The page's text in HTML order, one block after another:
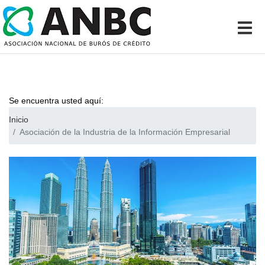
Se encuentra usted aquí:
Inicio
Asociación de la Industria de la Información Empresarial